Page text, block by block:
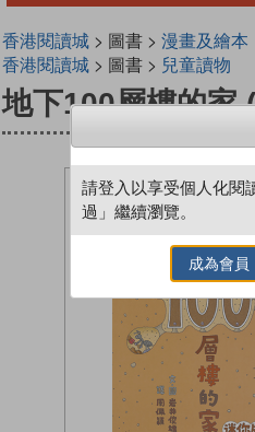
香港閱讀城> 圖書 > 漫畫及繪本
香港閱讀城> 圖書 > 兒童讀物
地下100層樓的家
請登入以享受個人化閱
過」繼續瀏覽。
成為會員